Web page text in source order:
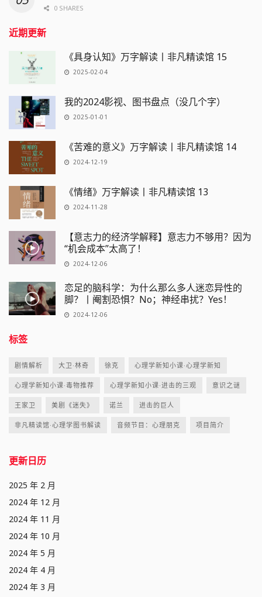
0 SHARES
近期更新
《具身认知》万字解读丨非凡精读馆 15
2025-02-04
我的2024影视、图书盘点（没几个字）
2025-01-01
《苦难的意义》万字解读丨非凡精读馆 14
2024-12-19
《情绪》万字解读丨非凡精读馆 13
2024-11-28
【意志力的经济学解释】意志力不够用？因为
“机会成本”太高了！
2024-12-06
恋足的脑科学：为什么那么多人迷恋异性的
脚？丨阉割恐惧？No；神经串扰？Yes！
2024-12-06
标签
剧情解析 大卫·林奇 徐克 心理学新知小课·心理学新知
心理学新知小课·毒物推荐 心理学新知小课·进击的三观 意识之谜
王家卫 美剧《迷失》 诺兰 进击的巨人
非凡精读馆·心理学图书解读 音频节目：心理朋克 项目简介
更新日历
2025 年 2 月
2024 年 12 月
2024 年 11 月
2024 年 10 月
2024 年 5 月
2024 年 4 月
2024 年 3 月